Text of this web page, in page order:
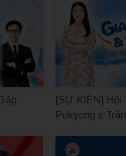
[SỰ KIỆN] Hội
Pukyong x